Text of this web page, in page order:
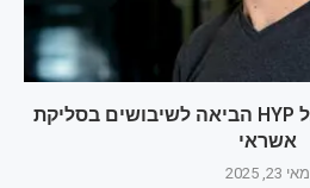
מתקפת סייבר נוספת על HYP הביאה לשיבושים בסליקת
אשראי
מאי 23, 2025